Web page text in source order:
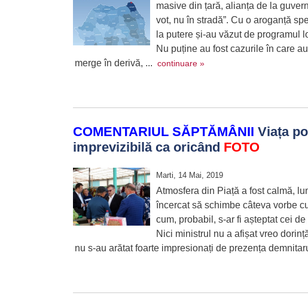
masive din țară, alianța de la
vot, nu în stradă”. Cu o aroganță
la putere și-au văzut de programul
Nu puține au fost cazurile în care
merge în derivă, ... continuare »
COMENTARIUL SĂPTĂMÂNII Viața
imprevizibilă ca oricând FOTO
Marti, 14 Mai, 2019
Atmosfera din Piață a fost calmă,
încercat să schimbe câteva vorbe
cum, probabil, s-ar fi așteptat cei
Nici ministrul nu a afișat vreo
nu s-au arătat foarte impresionați de prezența